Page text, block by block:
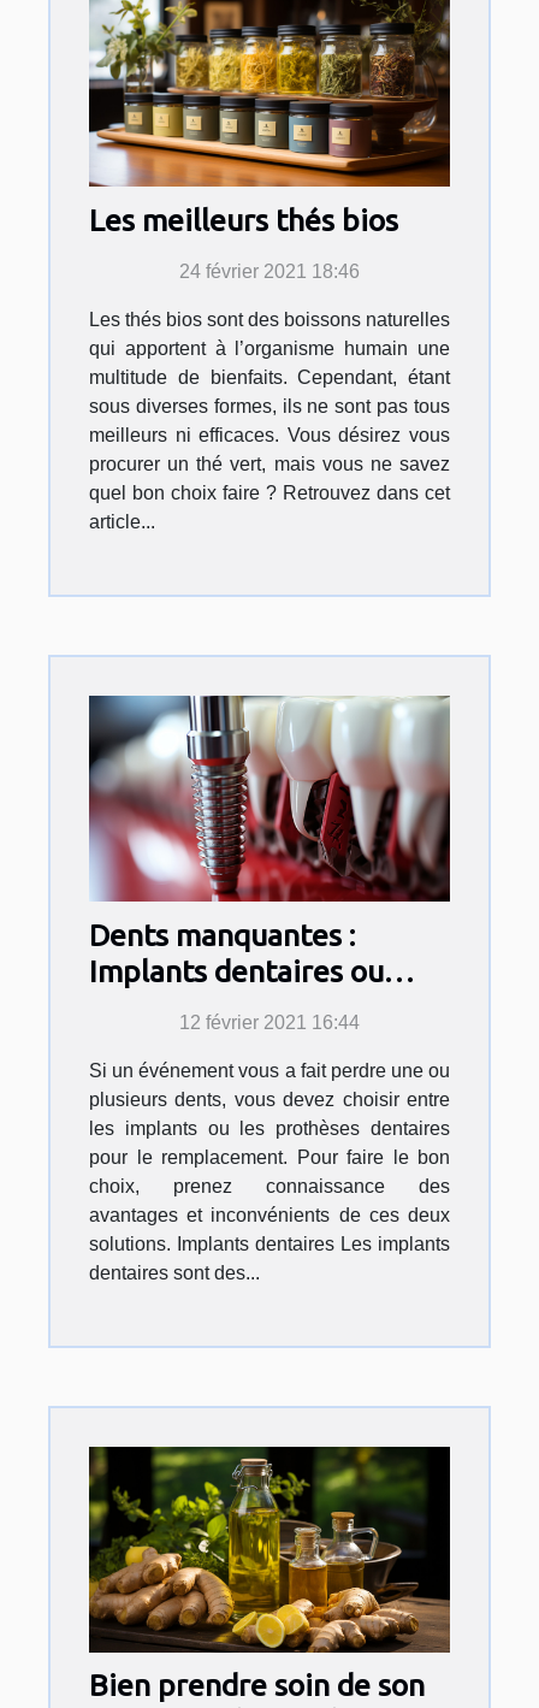
Les meilleurs thés bios
24 février 2021 18:46
Les thés bios sont des boissons naturelles
qui apportent à l’organisme humain une
multitude de bienfaits. Cependant, étant
sous diverses formes, ils ne sont pas tous
meilleurs ni efficaces. Vous désirez vous
procurer un thé vert, mais vous ne savez
quel bon choix faire ? Retrouvez dans cet
article...
Dents manquantes :
Implants dentaires ou
prothèses dentaires?
12 février 2021 16:44
Si un événement vous a fait perdre une ou
plusieurs dents, vous devez choisir entre
les implants ou les prothèses dentaires
pour le remplacement. Pour faire le bon
choix, prenez connaissance des
avantages et inconvénients de ces deux
solutions. Implants dentaires Les implants
dentaires sont des...
Bien prendre soin de son